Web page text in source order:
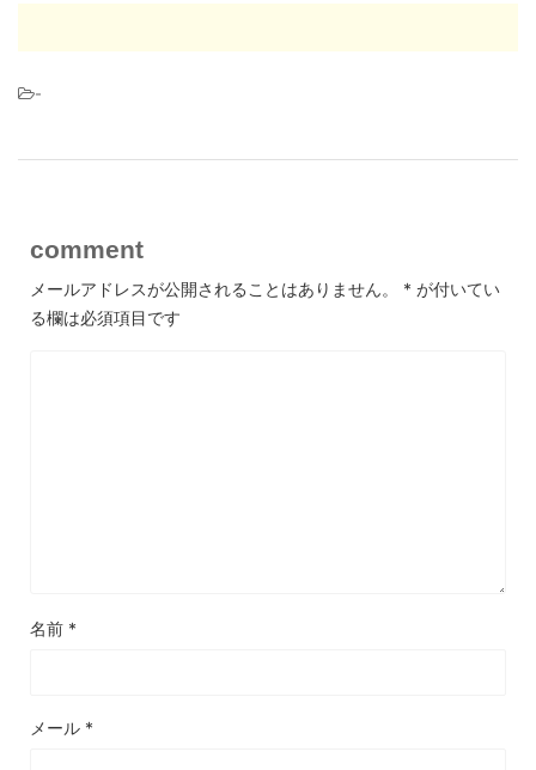
-
comment
メールアドレスが公開されることはありません。 * が付いてい
る欄は必須項目です
名前 *
メール *